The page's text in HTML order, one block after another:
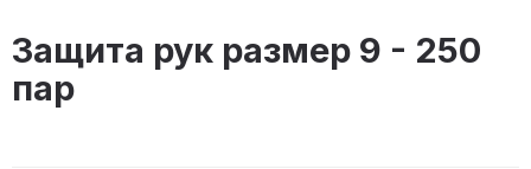
Защита рук размер 9 - 250
пар